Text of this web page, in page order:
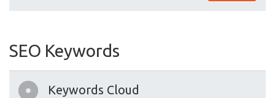
SEO Keywords
Keywords Cloud